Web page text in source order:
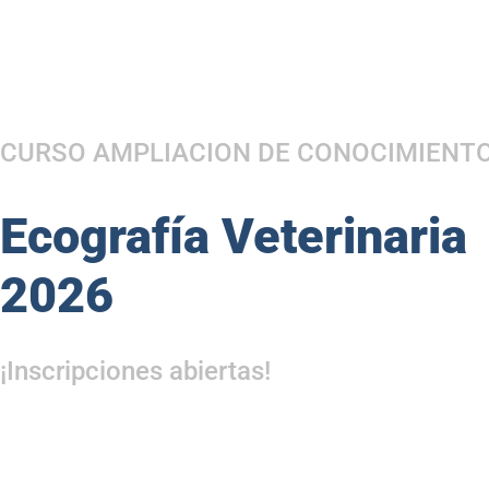
CURSO AMPLIACION DE
Ecografía Veterinaria
2026
¡Inscripciones abiertas!